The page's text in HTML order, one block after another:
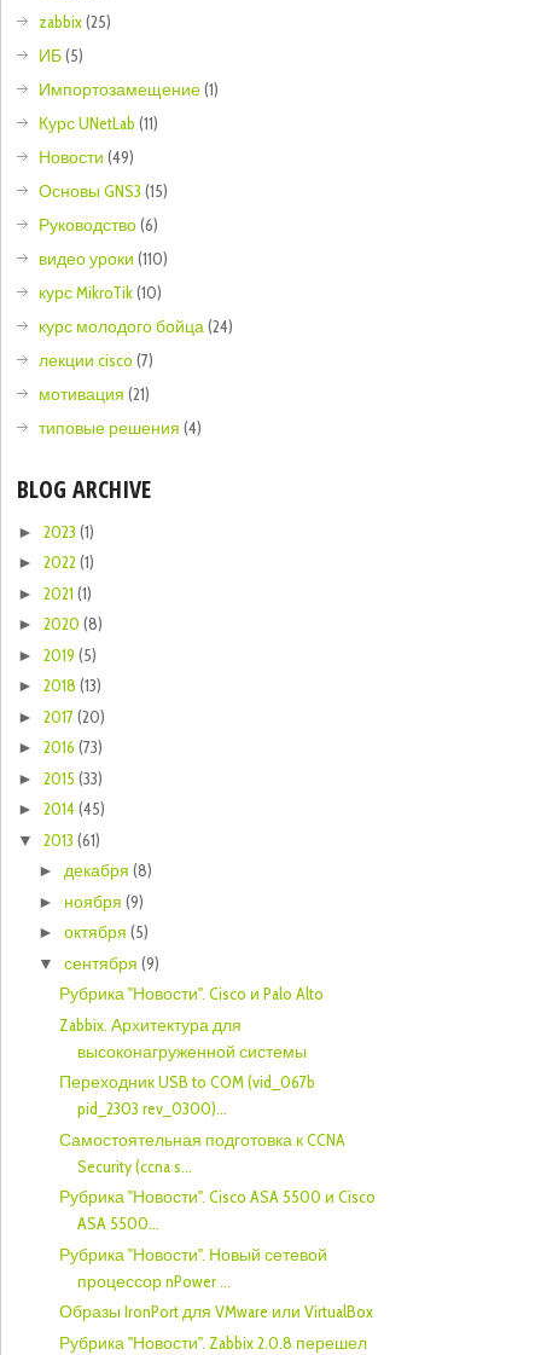
zabbix(25)
ИБ(5)
Импортозамещение(1)
Курс UNetLab (11)
Новости (49)
Основы GNS3 (15)
Руководство(6)
видео уроки (110)
курс MikroTik(10)
курс молодого бойца(24)
лекции cisco (7)
мотивация (21)
типовые решения (4)
BLOG ARCHIVE
►2023(1)
►2022(1)
►2021(1)
►2020(8)
►2019(5)
►2018(13)
►2017(20)
►2016(73)
►2015(33)
►2014(45)
▼2013(61)
►декабря(8)
► ноября(9)
►октября(5)
▼сентября(9)
Рубрика "Новости". Cisco и Palo Alto
Zabbix. Архитектура для
высоконагруженной системы
Переходник USB to COM (vid_067b
pid_2303 rev_0300)...
Самостоятельная подготовка к CCNA
Security (ccna s...
Рубрика "Новости". Cisco ASA 5500 и Cisco
ASA 5500...
Рубрика "Новости". Новый сетевой
процессор nPower ...
Образы IronPort для VMware или VirtualBox
Рубрика "Новости". Zabbix 2.0.8 перешел